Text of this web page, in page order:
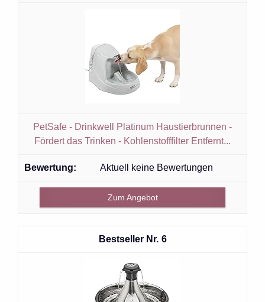
PetSafe - Drinkwell Platinum Haustierbrunnen -
Fördert das Trinken - Kohlenstofffilter Entfernt...
Aktuell keine Bewertungen
Zum Angebot
6